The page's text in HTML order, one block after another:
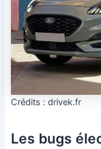
Crédits : drivek.fr
Les bugs